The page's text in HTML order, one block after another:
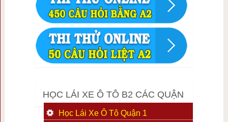
HỌC LÁI XE Ô TÔ B2 CÁC QUẬN
Học Lái Xe Ô Tô Quận 1